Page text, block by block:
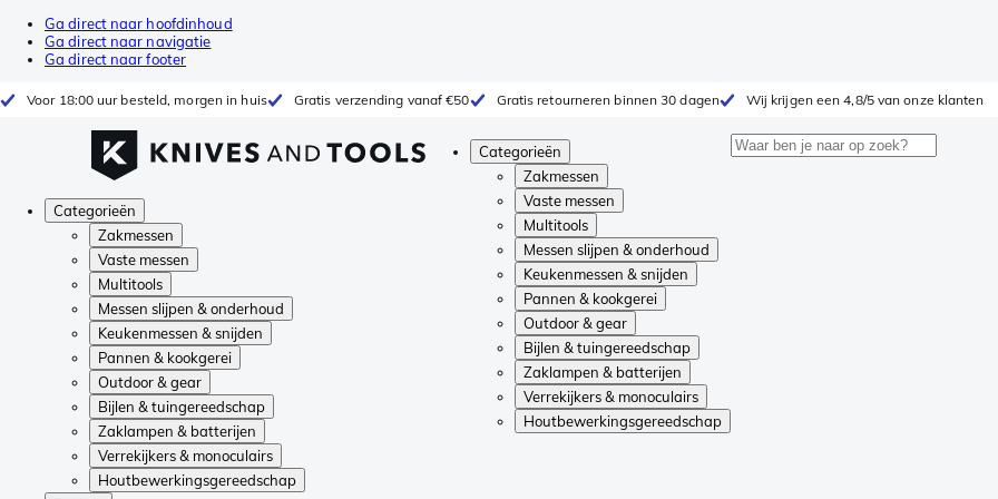
Ga direct naar hoofdinhoud
Ga direct naar navigatie
Ga direct naar footer
Voor 18:00 uur besteld, morgen in huis Gratis verzending vanaf €50 Gratis retourneren binnen 30 dagen Wij krijgen een 4,8/5 van onze klanten
Categorieën
Zakmessen
Vaste messen
Multitools
Messen slijpen & onderhoud
Keukenmessen & snijden
Pannen & kookgerei
Outdoor & gear
Bijlen & tuingereedschap
Zaklampen & batterijen
Verrekijkers & monoculairs
Houtbewerkingsgereedschap
Categorieën
Zakmessen
Vaste messen
Multitools
Messen slijpen & onderhoud
Keukenmessen & snijden
Pannen & kookgerei
Outdoor & gear
Bijlen & tuingereedschap
Zaklampen & batterijen
Verrekijkers & monoculairs
Houtbewerkingsgereedschap